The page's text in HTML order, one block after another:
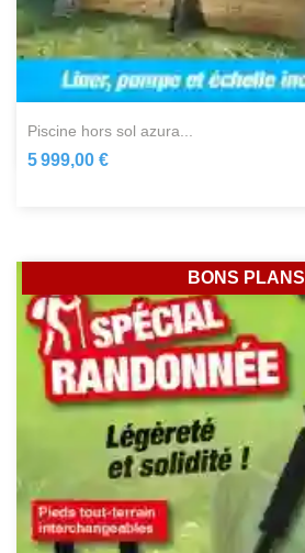
piscine hors sol azura...
5 999,00 €
BONS PLANS